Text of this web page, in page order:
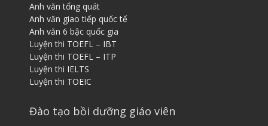
Anh văn tổng quát
Anh văn giao tiếp quốc tế
Anh văn 6 bậc quốc gia
Luyện thi TOEFL – IBT
Luyện thi TOEFL – ITP
Luyện thi IELTS
Luyện thi TOEIC
Đào tạo bồi dưỡng giáo viên